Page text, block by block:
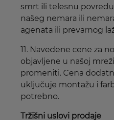
smrt ili telesnu
našeg nemara ili
agenata ili prevarnog
11. Navedene cene za
objavljene u našoj
promeniti. Cena
uključuje montažu i
potrebno.
Tržišni uslovi prodaje